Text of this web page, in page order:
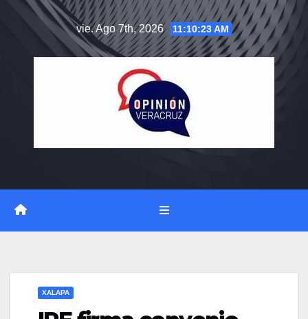
vie. Ago 7th, 2026 11:10:24 AM
XALAPA